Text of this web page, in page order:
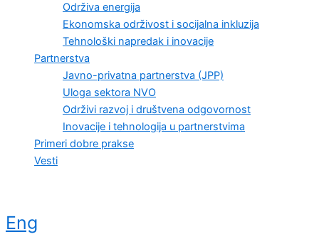
Održiva energija
Ekonomska održivost i socijalna inkluzija
Tehnološki napredak i inovacije
Partnerstva
Javno-privatna partnerstva (JPP)
Uloga sektora NVO
Održivi razvoj i društvena odgovornost
Inovacije i tehnologija u partnerstvima
Primeri dobre prakse
Vesti
Eng